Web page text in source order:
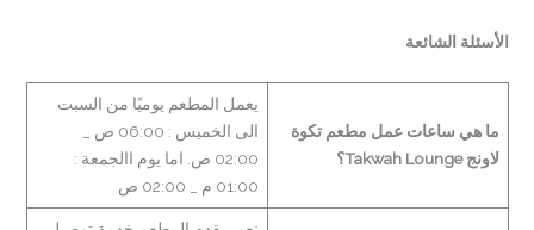
الأسئلة الشائعة
ما هي ساعات عمل مطعم تكوة
لاونج Takwah Lounge؟
يعمل المطعم يوميًا من السبت
الى الخميس : 06:00 ص _
02:00 ص. اما يوم االجمعة :
01:00 م _ 02:00 ص